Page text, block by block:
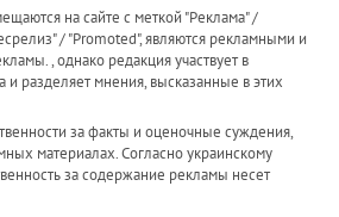
на сайте с меткой "Реклама" /
/ "Promoted", являются рекламными и
, однако редакция участвует в
и разделяет мнения, высказанные в этих
за факты и оценочные суждения,
материалах. Согласно украинскому
за содержание рекламы несет